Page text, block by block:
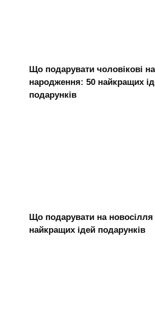
Що подарувати чоловікові
народження: 50 найкращих
подарунків
Що подарувати на новосілля
найкращих ідей подарунків